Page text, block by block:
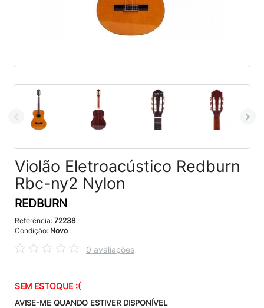
Violão Eletroacústico Redburn
Rbc-ny2 Nylon
REDBURN
Referência: 72238
Condição: Novo
0 avaliações
SEM ESTOQUE :(
AVISE-ME QUANDO ESTIVER DISPONÍVEL